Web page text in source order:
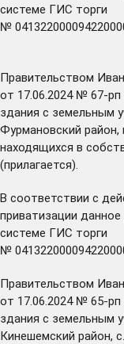
системе ГИС торги
№
Правительством
от 17.06.2024 № 67-рп
здания с земельным
Фурмановский район,
находящихся в
(прилагается).
В соответствии с
приватизации
системе ГИС торги
№
Правительством
от 17.06.2024 № 65-рп
здания с земельным
Кинешемский район,